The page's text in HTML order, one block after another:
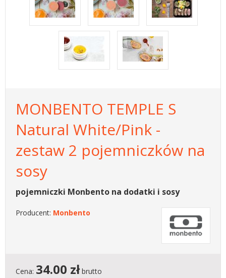
MONBENTO TEMPLE S
Natural White/Pink -
zestaw 2 pojemniczków na
sosy
pojemniczki Monbento na dodatki i sosy
Producent: Monbento
Cena: 34.00 złbrutto